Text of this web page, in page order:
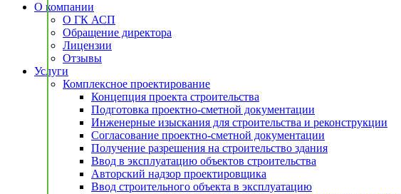
О компании
О ГК АСП
Обращение директора
Лицензии
Отзывы
Услуги
Комплексное проектирование
Концепция проекта строительства
Подготовка проектно-сметной документации
Инженерные изыскания для строительства и реконструкции
Согласование проектно-сметной документации
Получение разрешения на строительство здания
Ввод в эксплуатацию объектов строительства
Авторский надзор проектировщика
Ввод строительного объекта в эксплуатацию